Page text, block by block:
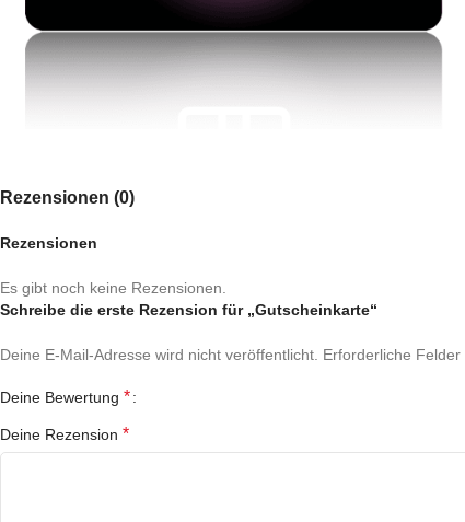
Rezensionen (0)
Rezensionen
Es gibt noch keine Rezensionen.
Schreibe die erste Rezension für „Gutscheinkarte“
Deine E-Mail-Adresse wird nicht veröffentlicht. Erforderliche Felder
Deine Bewertung *
Deine Rezension *